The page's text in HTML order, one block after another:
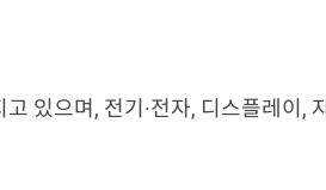
있으며, 전기·전자, 디스플레이,